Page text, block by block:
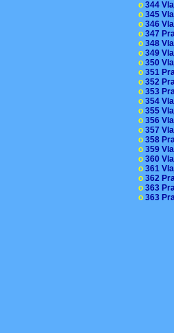
o 344
o 345
o 346
o 347
o 348
o 349
o 350
o 351
o 352
o 353
o 354
o 355
o 356
o 357
o 358
o 359
o 360
o 361
o 362
o 363
o 363